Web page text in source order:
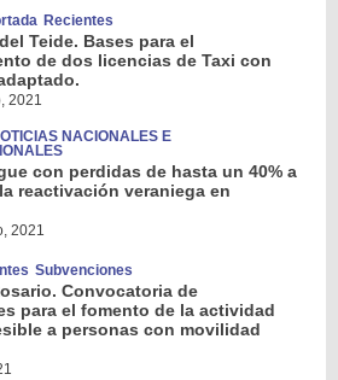
Recientes
Teide. Bases para el
de dos licencias de Taxi con
2021
NACIONALES E
con perdidas de hasta un 40% a
reactivación veraniega en
2021
Subvenciones
Convocatoria de
para el fomento de la actividad
a personas con movilidad